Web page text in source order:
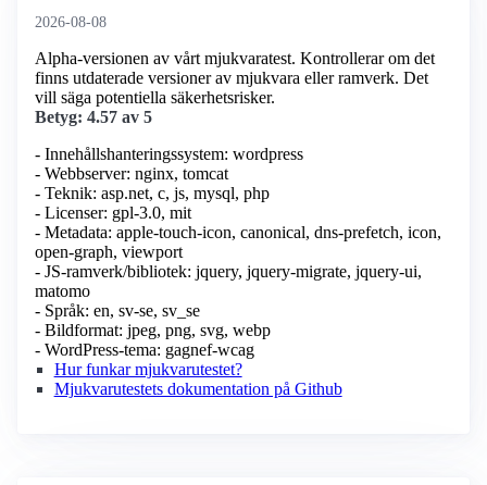
2026-08-08
Alpha-versionen av vårt mjukvaratest. Kontrollerar om det
finns utdaterade versioner av mjukvara eller ramverk. Det
vill säga potentiella säkerhetsrisker.
Betyg: 4.57 av 5
- Innehållshanteringssystem: wordpress
- Webbserver: nginx, tomcat
- Teknik: asp.net, c, js, mysql, php
- Licenser: gpl-3.0, mit
- Metadata: apple-touch-icon, canonical, dns-prefetch, icon,
open-graph, viewport
- JS-ramverk/bibliotek: jquery, jquery-migrate, jquery-ui,
matomo
- Språk: en, sv-se, sv_se
- Bildformat: jpeg, png, svg, webp
- WordPress-tema: gagnef-wcag
Hur funkar mjukvarutestet?
Mjukvarutestets dokumentation på Github